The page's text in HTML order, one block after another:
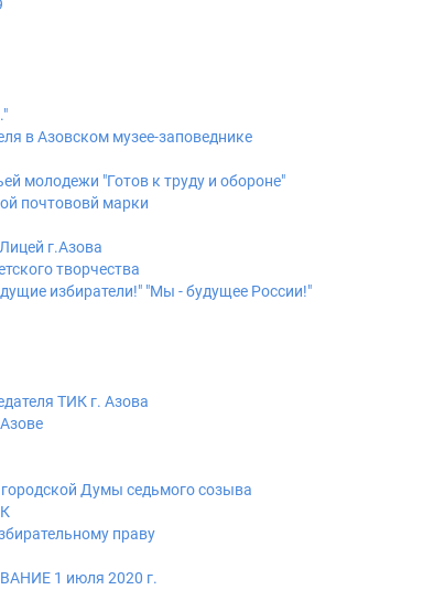
в Азовском музее-заповеднике
молодежи "Готов к труду и обороне"
почтововй марки
г.Азова
творчества
избиратели!" "Мы - будущее России!"
ТИК г. Азова
Думы седьмого созыва
праву
1 июля 2020 г.